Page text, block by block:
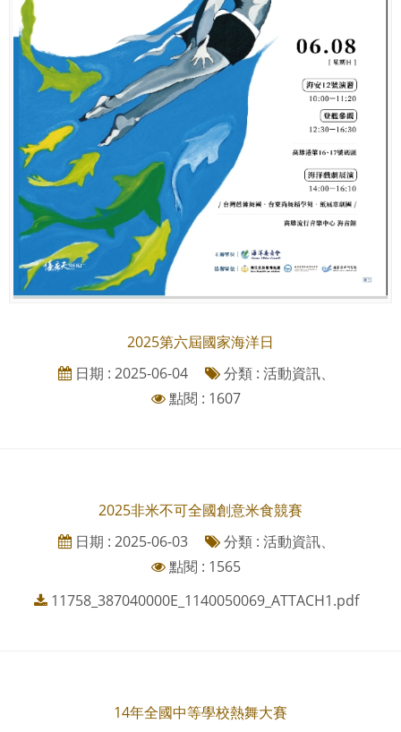
2025第六屆國家海洋日
日期 : 2025-06-04
分類 : 活動資訊、
點閱 : 1607
2025非米不可全國創意米食競賽
日期 : 2025-06-03
分類 : 活動資訊、
點閱 : 1565
11758_387040000E_1140050069_ATTACH1.pdf
14年全國中等學校熱舞大賽